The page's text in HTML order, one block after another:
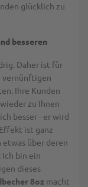
glücklich zu
besseren
Daher ist für
vernünftigen
Ihre Kunden
zu Ihnen
besser - er wird
ist ganz
über deren
bin ein
dieses
8oz macht